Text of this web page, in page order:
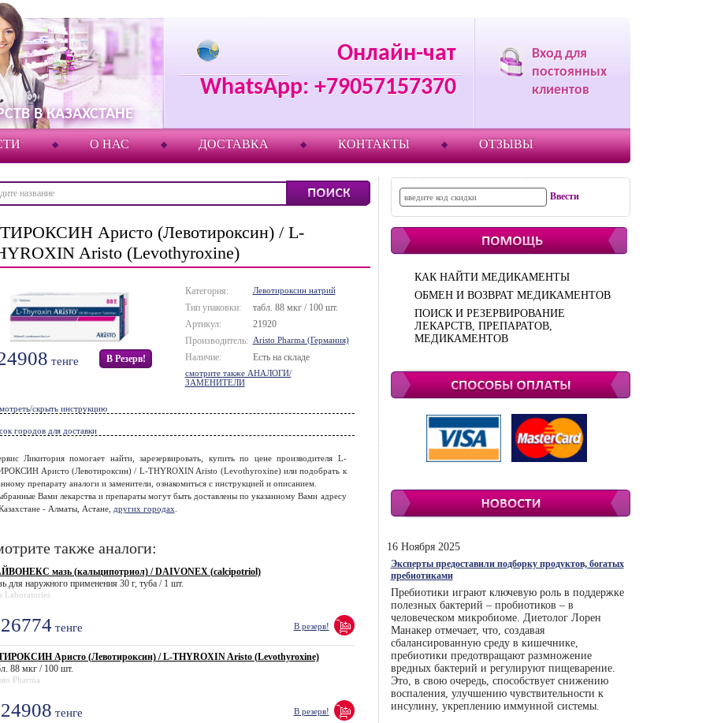
В КАЗАХСТАНЕ
Онлайн-чат
WhatsApp: +79057157370
Вход для
постоянных
клиентов
О НАС ДОСТАВКА КОНТАКТЫ ОТЗЫВЫ
Аристо (Левотироксин) / L-
Aristo (Levothyroxine)
тенге В Резерв!
Категория: Левотироксин натрий
Тип упаковки:
табл. 88 мкг / 100 шт.
Артикул:
21920
Производитель:
Aristo Pharma (Германия)
Наличие: Есть на складе
смотрите также АНАЛОГИ/
ЗАМЕНИТЕЛИ
скрыть инструкцию
городов для доставки
Ликитория помогает найти, зарезервировать, купить по цене производителя L-
Аристо (Левотироксин) / L-THYROXIN Aristo (Levothyroxine) или подобрать к
препарату аналоги и заменители, ознакомиться с инструкцией и описанием.
Вами лекарства и препараты могут быть доставлены по указанному Вами адресу
- Алматы, Астане, других городах
также аналоги:
мазь (кальципотриол) / DAIVONEX (calcipotriol)
для наружного применения 30 г, туба / 1 шт.
Laboratories
26774тенге В резерв!
Аристо (Левотироксин) / L-THYROXIN Aristo (Levothyroxine)
88 мкг / 100 шт.
Pharma
24908 тенге В резерв!
КАК НАЙТИ МЕДИКАМЕНТЫ
ОБМЕН И ВОЗВРАТ МЕДИКАМЕНТОВ
ПОИСК И РЕЗЕРВИРОВАНИЕ
ЛЕКАРСТВ, ПРЕПАРАТОВ,
МЕДИКАМЕНТОВ
16 Ноября 2025
Эксперты предоставили подборку продуктов, богатых
пребиотиками
Пребиотики играют ключевую роль в поддержке
полезных бактерий – пробиотиков – в
человеческом микробиоме. Диетолог Лорен
Манакер отмечает, что, создавая
сбалансированную среду в кишечнике,
пребиотики предотвращают размножение
вредных бактерий и регулируют пищеварение.
Это, в свою очередь, способствует снижению
воспаления, улучшению чувствительности к
инсулину, укреплению иммунной системы.